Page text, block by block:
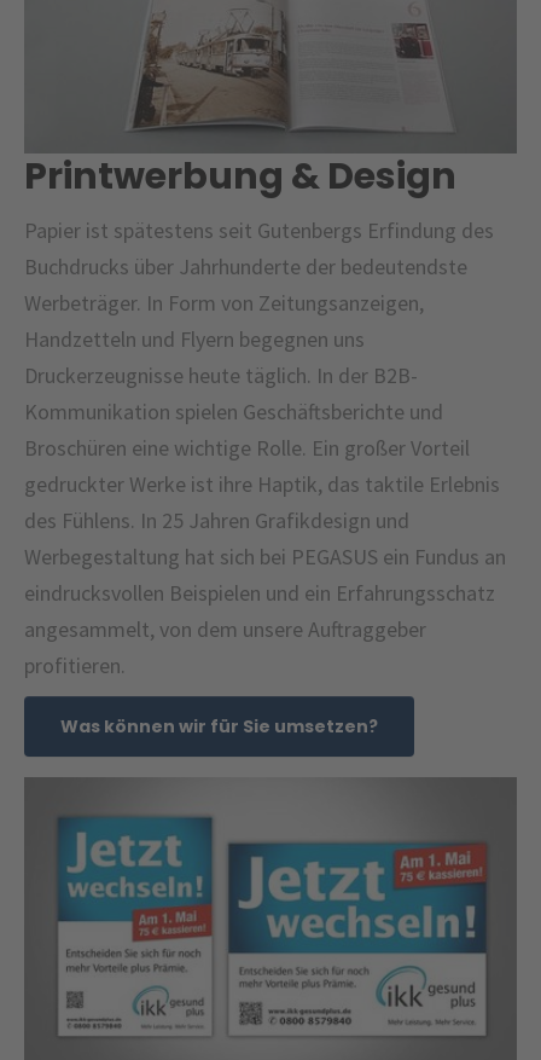
Printwerbung & Design
Papier ist spätestens seit Gutenbergs Erfindung des
Buchdrucks über Jahrhunderte der bedeutendste
Werbeträger. In Form von Zeitungsanzeigen,
Handzetteln und Flyern begegnen uns
Druckerzeugnisse heute täglich. In der B2B-
Kommunikation spielen Geschäftsberichte und
Broschüren eine wichtige Rolle. Ein großer Vorteil
gedruckter Werke ist ihre Haptik, das taktile Erlebnis
des Fühlens. In 25 Jahren Grafikdesign und
Werbegestaltung hat sich bei PEGASUS ein Fundus an
eindrucksvollen Beispielen und ein Erfahrungsschatz
angesammelt, von dem unsere Auftraggeber
profitieren.
Was können wir für Sie umsetzen?